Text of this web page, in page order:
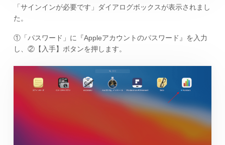
「サインインが必要です」ダイアログボックスが表示されまし
た。
①「パスワード」に『Appleアカウントのパスワード』を入力
し、②【入手】ボタンを押します。